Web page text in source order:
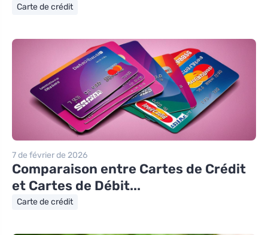
Carte de crédit
7 de février de 2026
Comparaison entre Cartes de Crédit
et Cartes de Débit...
Carte de crédit